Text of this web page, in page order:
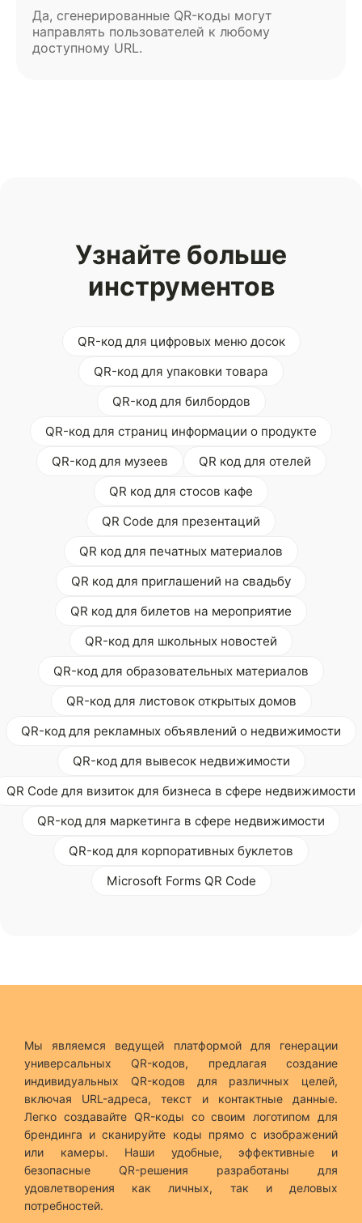
Да, сгенерированные QR-коды могут
направлять пользователей к любому
доступному URL.
Узнайте больше
инструментов
QR-код для цифровых меню досок
QR-код для упаковки товара
QR-код для билбордов
QR-код для страниц информации о продукте
QR-код для музеев
QR код для отелей
QR код для стосов кафе
QR Code для презентаций
QR код для печатных материалов
QR код для приглашений на свадьбу
QR код для билетов на мероприятие
QR-код для школьных новостей
QR-код для образовательных материалов
QR-код для листовок открытых домов
QR-код для рекламных объявлений о недвижимости
QR-код для вывесок недвижимости
QR Code для визиток для бизнеса в сфере недвижимости
QR-код для маркетинга в сфере недвижимости
QR-код для корпоративных буклетов
Microsoft Forms QR Code
Мы являемся ведущей платформой для генерации
универсальных QR-кодов, предлагая создание
индивидуальных QR-кодов для различных целей,
включая URL-адреса, текст и контактные данные.
Легко создавайте QR-коды со своим логотипом для
брендинга и сканируйте коды прямо с изображений
или камеры. Наши удобные, эффективные и
безопасные QR-решения разработаны для
удовлетворения как личных, так и деловых
потребностей.